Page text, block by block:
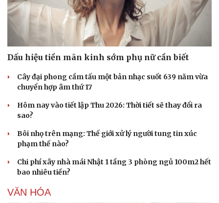
Sức khỏe
Dinh dưỡng - món ngon
Dấu hiệu tiền mãn kinh sớm phụ nữ cần biết
Cây đại phong cầm tấu một bản nhạc suốt 639 năm vừa
chuyển hợp âm thứ 17
Hôm nay vào tiết lập Thu 2026: Thời tiết sẽ thay đổi ra
sao?
Bôi nhọ trên mạng: Thế giới xử lý người tung tin xúc
phạm thế nào?
Chi phí xây nhà mái Nhật 1 tầng 3 phòng ngủ 100m2 hết
bao nhiêu tiền?
VĂN HÓA